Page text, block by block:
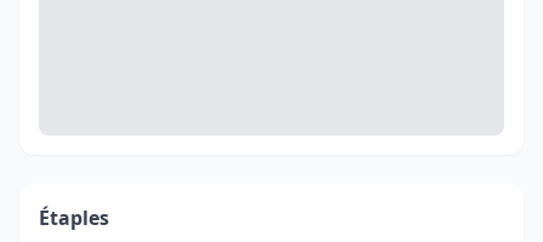
Étaples